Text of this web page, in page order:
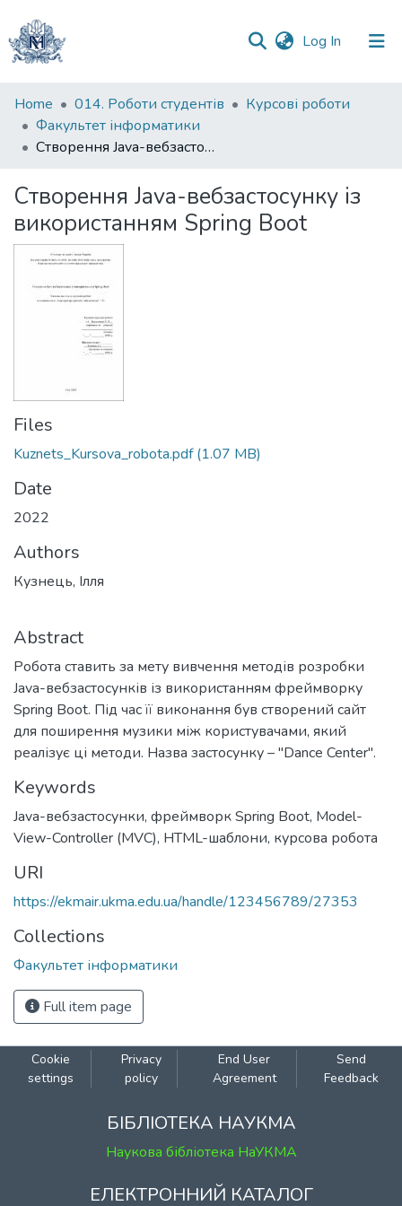
Log In (current)
Communities
&
Collections
Statistics
Home 014. Роботи студентів
Курсові роботи
Факультет інформатики
Створення Java-вебзастосунку із використанням Spring Boot
Створення Java-вебзастосунку із
використанням Spring Boot
Files
Kuznets_Kursova_robota.pdf(1.07 MB)
Date
2022
Authors
Кузнець, Ілля
Abstract
Робота ставить за мету вивчення методів розробки
Java-вебзастосунків із використанням фреймворку
Spring Boot. Під час її виконання був створений сайт
для поширення музики між користувачами, який
реалізує ці методи. Назва застосунку – "Dance Center".
Keywords
Java-вебзастосунки, фреймворк Spring Boot, Model-
View-Controller (MVC), HTML-шаблони, курсова робота
URI
https://ekmair.ukma.edu.ua/handle/123456789/27353
Collections
Факультет інформатики
Full item page
Cookie
settings
Privacy
policy
End User
Agreement
Send
Feedback
БІБЛІОТЕКА НАУКМА
Наукова бібліотека НаУКМА
ЕЛЕКТРОННИЙ КАТАЛОГ